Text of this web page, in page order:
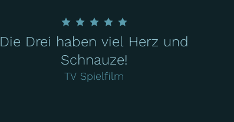
Die Drei haben viel Herz und
Schnauze!
TV Spielfilm